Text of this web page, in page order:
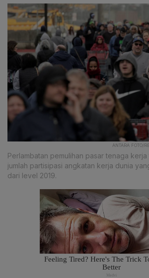
ANTARA FOTO/
Perlambatan pemulihan pasar tenaga
jumlah partisipasi angkatan kerja dunia
dari level 2019.